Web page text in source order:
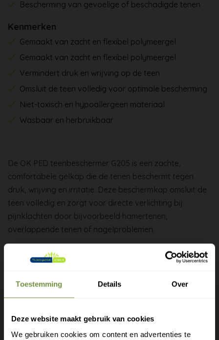
Toestemming Details Over
Deze website maakt gebruik van cookies
We gebruiken cookies om content en advertenties te
Bescherming van gevoelige of beschadigde tenen
Kenmerken
Gemaakt van zacht en flexibel polymeergel
Gemaakt van zacht en flexibel polymeergel
Vermindert druk en wrijving op de teen
Omsluit de teen volledig voor optimale bescherming
Niet-toxisch en hypoallergeen materiaal
Wasbaar en herbruikbaar
De OK PED teenbeschermer G205 is een zachte,
comfortabele gelkap die de tenen beschermt tegen
druk, wrijving en irritatie. Deze beschermkap omsluit de
teen volledig en zorgt voor directe verlichting bij
pijnklachten door bijvoorbeeld hamertenen,
overlappende tenen of nagelproblemen.
Het flexibele polymeergel past zich perfect aan de vorm
van de teen aan en bevat minerale olie die de huid
ontwerp kan de kap eenvoudig op maat worden
Ideaal voor dagelijks gebruik in schoenen en geschikt
voor langdurige bescherming en comfort.